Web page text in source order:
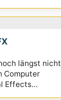
längst nicht
Computer
Effects